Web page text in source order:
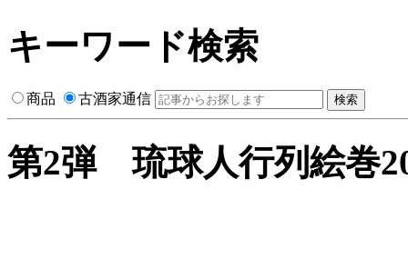
キーワード検索
商品 古酒家通信 検索
第2弾 琉球人行列絵巻